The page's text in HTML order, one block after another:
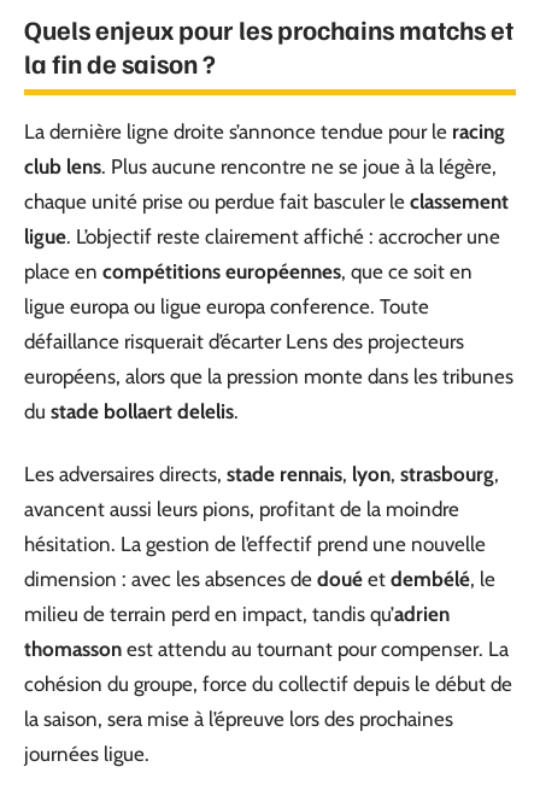
Quels enjeux pour les prochains matchs et
la fin de saison ?
La dernière ligne droite s’annonce tendue pour le racing
club lens. Plus aucune rencontre ne se joue à la légère,
chaque unité prise ou perdue fait basculer le classement
ligue. L’objectif reste clairement affiché : accrocher une
place en compétitions européennes, que ce soit en
ligue europa ou ligue europa conference. Toute
défaillance risquerait d’écarter Lens des projecteurs
européens, alors que la pression monte dans les tribunes
du stade bollaert delelis.
Les adversaires directs, stade rennais, lyon, strasbourg,
avancent aussi leurs pions, profitant de la moindre
hésitation. La gestion de l’effectif prend une nouvelle
dimension : avec les absences de doué et dembélé, le
milieu de terrain perd en impact, tandis qu’adrien
thomasson est attendu au tournant pour compenser. La
cohésion du groupe, force du collectif depuis le début de
la saison, sera mise à l’épreuve lors des prochaines
journées ligue.